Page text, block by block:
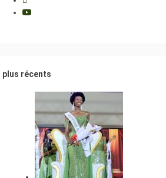
plus récents